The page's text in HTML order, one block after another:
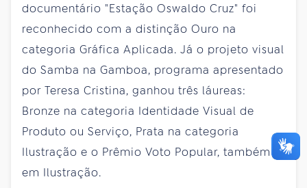
documentário "Estação Oswaldo Cruz" foi
reconhecido com a distinção Ouro na
categoria Gráfica Aplicada. Já o projeto visual
do Samba na Gamboa, programa apresentado
por Teresa Cristina, ganhou três láureas:
Bronze na categoria Identidade Visual de
Produto ou Serviço, Prata na categoria
Ilustração e o Prêmio Voto Popular, também
em Ilustração.